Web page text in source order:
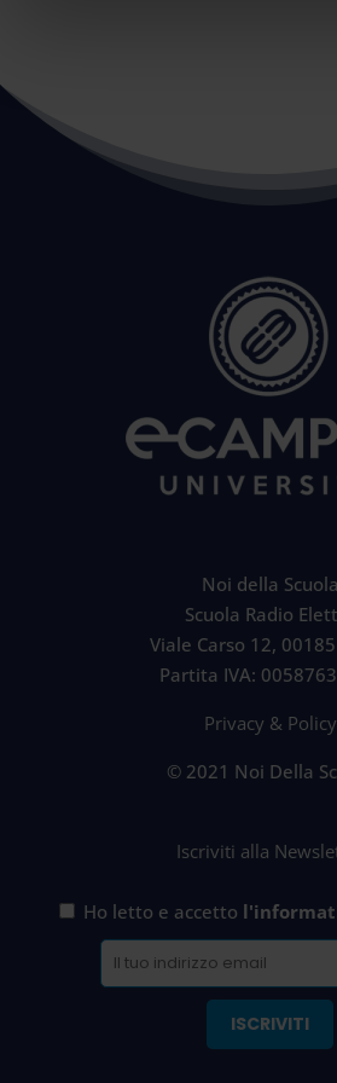
Noi della Scuola
Scuola Radio
Viale Carso 12,
Partita IVA:
Privacy & Policy
© 2021 Noi Della
Iscriviti alla
Ho letto e accetto